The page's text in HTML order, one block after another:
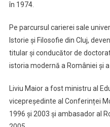
în 1974.
Pe parcursul carierei sale
Istorie și Filosofie din Cluj,
titular și conducător de
istoria modernă a României și
Liviu Maior a fost ministru al
vicepreședinte al Conferinței
1996 și 2003 și ambasador al